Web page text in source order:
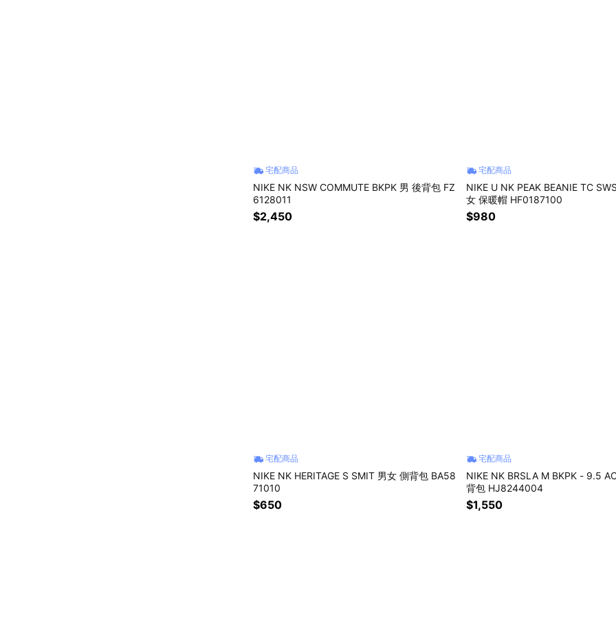
宅配商品
NIKE NK NSW COMMUTE BKPK 男 後背包 FZ
6128011
$2,450
宅配商品
NIKE U NK PEAK BEANIE TC
女 保暖帽 HF0187100
$980
宅配商品
NIKE NK HERITAGE S SMIT 男女 側背包 BA58
71010
$650
宅配商品
NIKE NK BRSLA M BKPK - 9.5
背包 HJ8244004
$1,550